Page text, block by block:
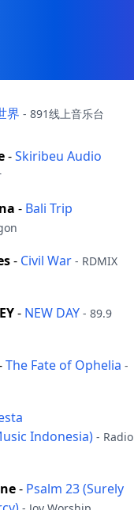
界 - 891线上音乐台
-Skiribeu Audio
- Bali Trip
- Civil War - RDMIX
- NEW DAY - 89.9
The Fate of Ophelia -
Indonesia) - Radio
- Psalm 23 (Surely